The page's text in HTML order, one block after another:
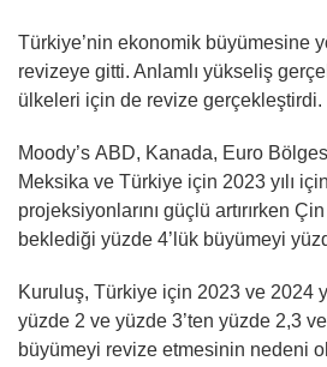
Türkiye’nin ekonomik büyümesine
revizeye gitti. Anlamlı yükseliş
ülkeleri için de revize gerçekleştirdi.
Moody’s ABD, Kanada, Euro
Meksika ve Türkiye için 2023 yılı
projeksiyonlarını güçlü artırırken
beklediği yüzde 4’lük büyümeyi
Kuruluş, Türkiye için 2023 ve 2024
yüzde 2 ve yüzde 3’ten yüzde 2,3 ve
büyümeyi revize etmesinin nedeni